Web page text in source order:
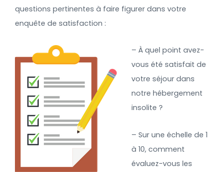
questions pertinentes à faire figurer dans votre
enquête de satisfaction :
– À quel point avez-
vous été satisfait de
votre séjour dans
notre hébergement
insolite ?
– Sur une échelle de 1
à 10, comment
évaluez-vous les